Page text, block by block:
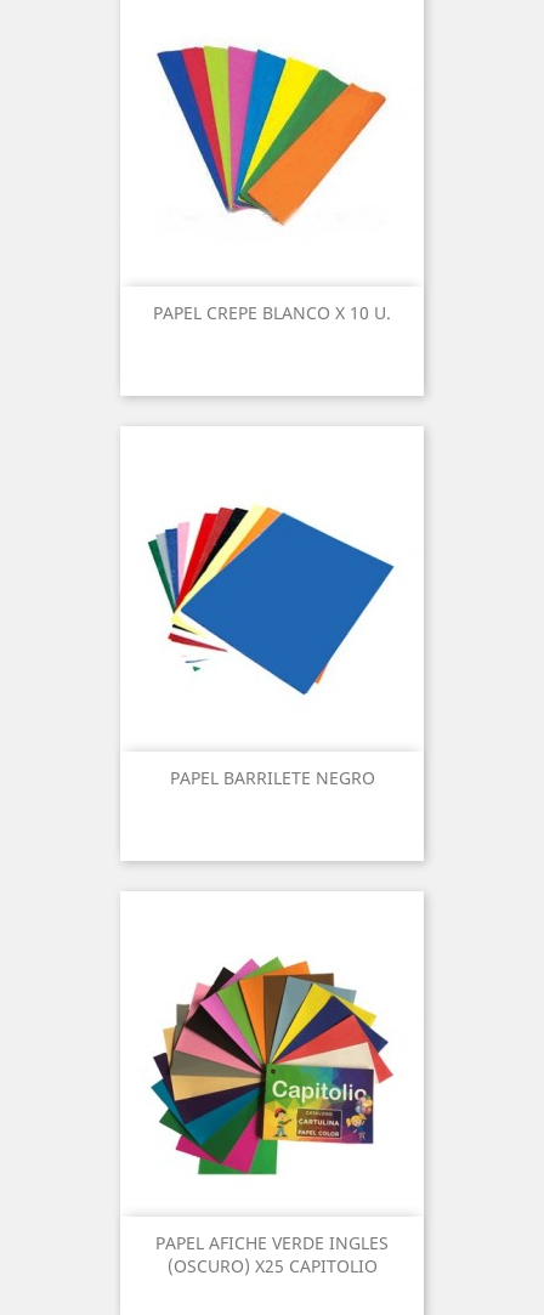
PAPEL CREPE BLANCO X 10 U.
PAPEL BARRILETE NEGRO
PAPEL AFICHE VERDE INGLES
(OSCURO) X25 CAPITOLIO